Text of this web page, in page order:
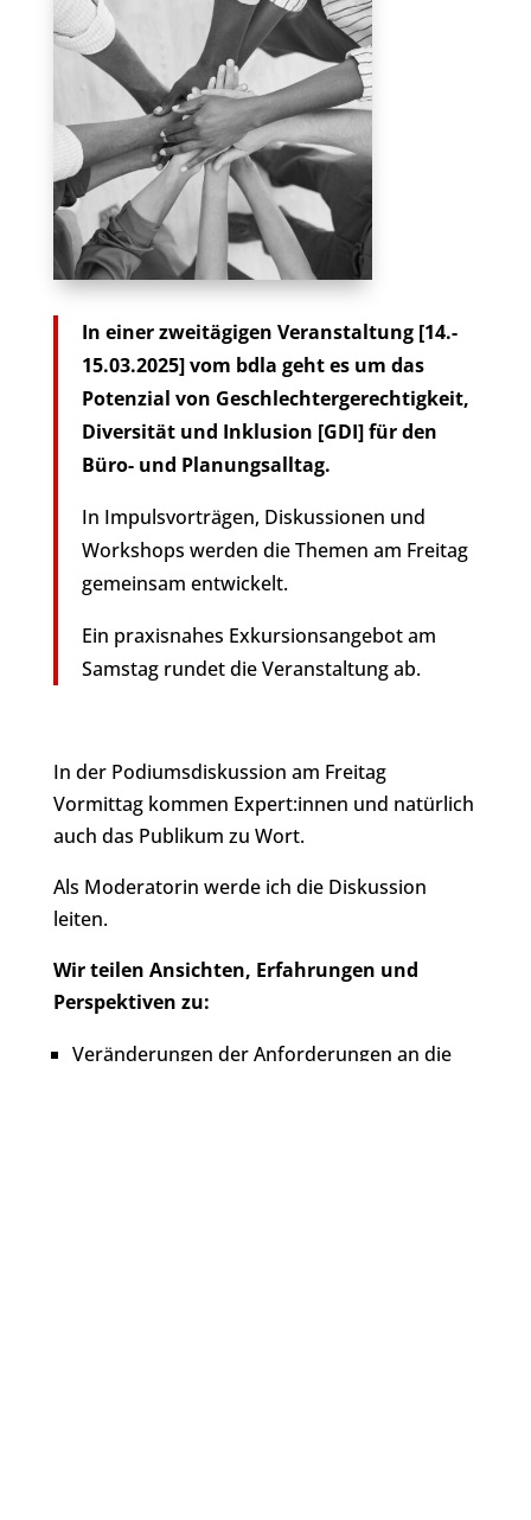
In einer zweitägigen Veranstaltung [14.-
15.03.2025] vom bdla geht es um das
Potenzial von Geschlechtergerechtigkeit,
Diversität und Inklusion [GDI] für den
Büro- und Planungsalltag.
In Impulsvorträgen, Diskussionen und
Workshops werden die Themen am Freitag
gemeinsam entwickelt.
Ein praxisnahes Exkursionsangebot am
Samstag rundet die Veranstaltung ab.
In der Podiumsdiskussion am Freitag
Vormittag kommen Expert:innen und natürlich
auch das Publikum zu Wort.
Als Moderatorin werde ich die Diskussion
leiten.
Wir teilen Ansichten, Erfahrungen und
Perspektiven zu:
Veränderungen der Anforderungen an die